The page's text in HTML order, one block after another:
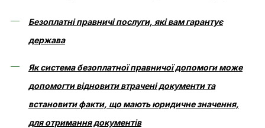
Безоплатні правничі послуги, які вам гарантує
держава
Як система безоплатної правничої допомоги може
допомогти відновити втрачені документи та
встановити факти, що мають юридичне значення,
для отримання документів